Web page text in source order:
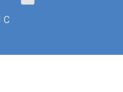
C